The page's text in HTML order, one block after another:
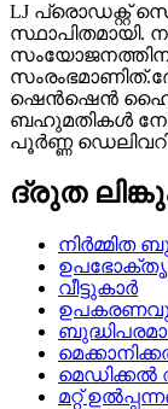
LJ പ്രൊഡക്റ്റ്
സ്ഥാപിതമായി.
ഷെൻഷെൻ
ബഹുമതികൾ
പൂർണ്ണ
ദ്രുത
നിർമ്മിത
വീട്ടുകാർ
മറ്റ്